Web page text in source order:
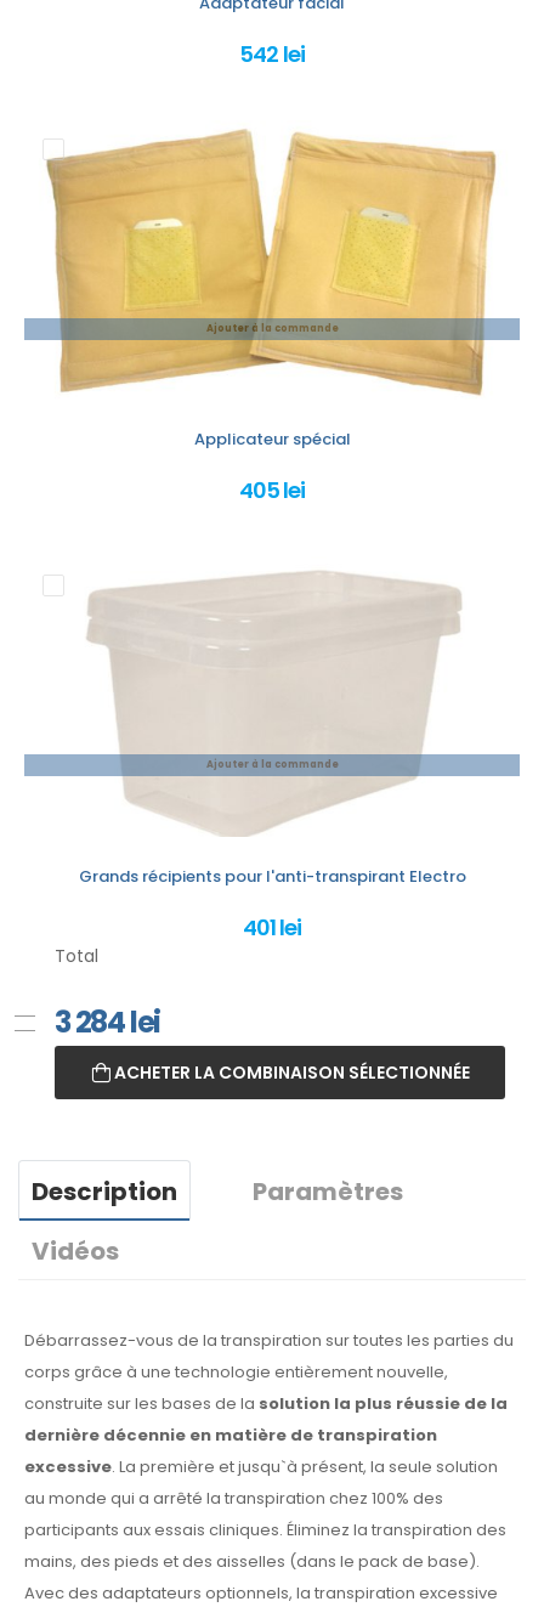
542 lei
Ajouter à la commande
Applicateur spécial
405 lei
Ajouter à la commande
Grands récipients pour l'anti-transpirant Electro
401 lei
Total
3 284lei
ACHETER LA COMBINAISON SÉLECTIONNÉE
Description
Paramètres
Vidéos
Débarrassez-vous de la transpiration sur toutes les parties du
corps grâce à une technologie entièrement nouvelle,
construite sur les bases de la solution la plus réussie de la
dernière décennie en matière de transpiration
excessive. La première et jusqu`à présent, la seule solution
au monde qui a arrêté la transpiration chez 100% des
participants aux essais cliniques. Éliminez la transpiration des
mains, des pieds et des aisselles (dans le pack de base).
Avec des adaptateurs optionnels, la transpiration excessive